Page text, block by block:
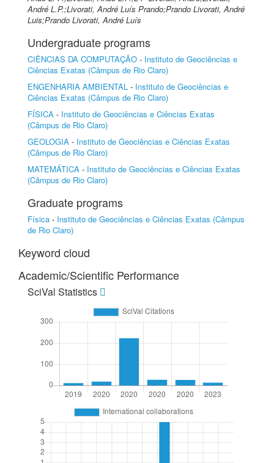
André L.P.;Livorati, André Luís Prando;Prando Livorati, André
Luis;Prando Livorati, André Luís
Undergraduate programs
CIÊNCIAS DA COMPUTAÇÃO - Instituto de Geociências e
Ciências Exatas (Câmpus de Rio Claro)
ENGENHARIA AMBIENTAL - Instituto de Geociências e
Ciências Exatas (Câmpus de Rio Claro)
FÍSICA - Instituto de Geociências e Ciências Exatas
(Câmpus de Rio Claro)
GEOLOGIA - Instituto de Geociências e Ciências Exatas
(Câmpus de Rio Claro)
MATEMÁTICA - Instituto de Geociências e Ciências Exatas
(Câmpus de Rio Claro)
Graduate programs
Física - Instituto de Geociências e Ciências Exatas (Câmpus
de Rio Claro)
Keyword cloud
Academic/Scientific Performance
SciVal Statistics